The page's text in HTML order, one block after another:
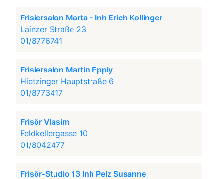
Frisiersalon Marta - Inh Erich Kollinger
Lainzer Straße 23
01/8776741
Frisiersalon Martin Epply
Hietzinger Hauptstraße 6
01/8773417
Frisör Vlasim
Feldkellergasse 10
01/8042477
Frisör-Studio 13 Inh Pelz Susanne